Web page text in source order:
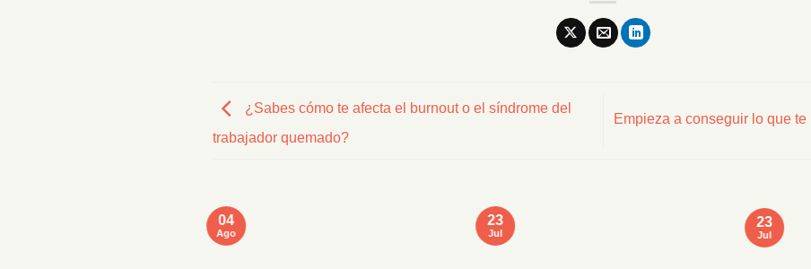
¿Sabes cómo te afecta el burnout o el síndrome del
trabajador quemado?
Empieza a conseguir lo que
04
Ago
23
Jul
23
Jul